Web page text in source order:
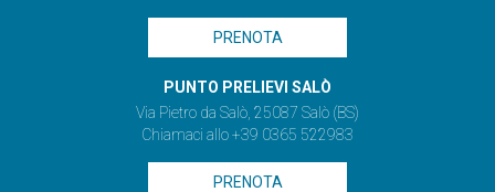
PRENOTA
PUNTO PRELIEVI SALÒ
Via Pietro da Salò, 25087 Salò (BS)
Chiamaci allo +39 0365 522983
PRENOTA